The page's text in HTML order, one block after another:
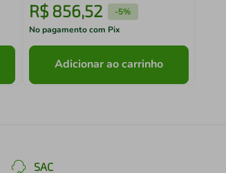
R$ 856,52 -5%
No pagamento com Pix
Adicionar ao carrinho
SAC